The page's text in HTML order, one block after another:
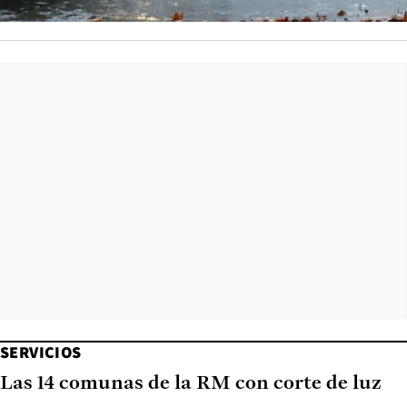
SERVICIOS
Las 14 comunas de la RM con corte de luz